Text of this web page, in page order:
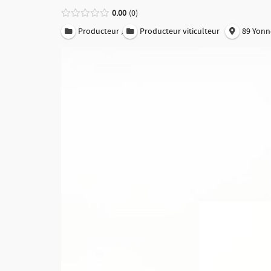
0.00 0
Producteur , Producteur viticulteur 89